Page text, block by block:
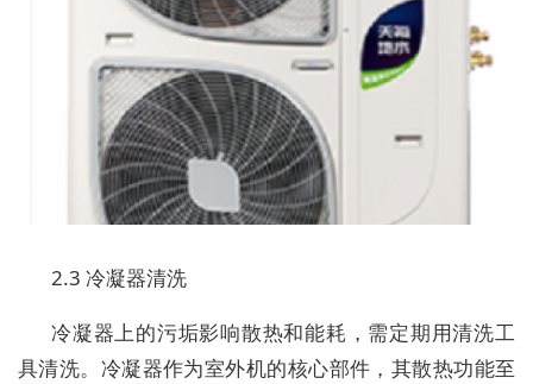
2.3 冷凝器清洗
冷凝器上的污垢影响散热和能耗，需定期用清洗工
具清洗。冷凝器作为室外机的核心部件，其散热功能至